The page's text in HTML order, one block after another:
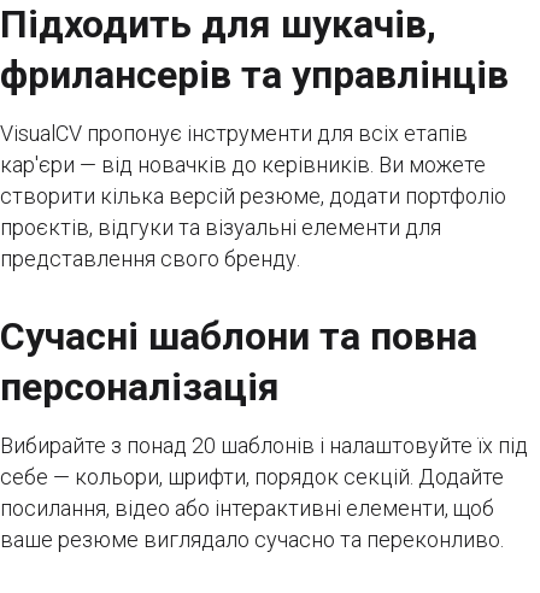
Підходить для шукачів,
фрилансерів та управлінців
VisualCV пропонує інструменти для всіх етапів
кар'єри — від новачків до керівників. Ви можете
створити кілька версій резюме, додати портфоліо
проєктів, відгуки та візуальні елементи для
представлення свого бренду.
Сучасні шаблони та повна
персоналізація
Вибирайте з понад 20 шаблонів і налаштовуйте їх під
себе — кольори, шрифти, порядок секцій. Додайте
посилання, відео або інтерактивні елементи, щоб
ваше резюме виглядало сучасно та переконливо.